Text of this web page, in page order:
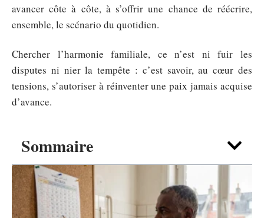
Sommaire
avancer côte à côte, à s’offrir une chance de réécrire,
ensemble, le scénario du quotidien.
Chercher l’harmonie familiale, ce n’est ni fuir les
disputes ni nier la tempête : c’est savoir, au cœur des
tensions, s’autoriser à réinventer une paix jamais acquise
d’avance.